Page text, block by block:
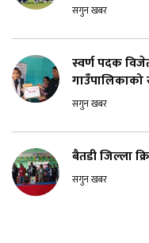
सगुन खबर
स्वर्ण पदक
गाउँपालिकाको
सगुन खबर
बैतडी जिल्ला
सगुन खबर